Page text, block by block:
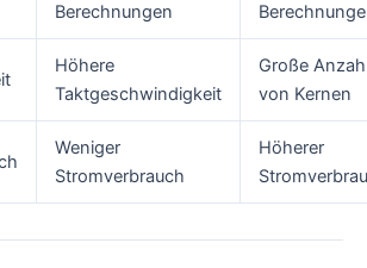
Berechnungen
Höhere
Taktgeschwindigkeit
Große
von Kernen
Weniger
Stromverbrauch
Höherer